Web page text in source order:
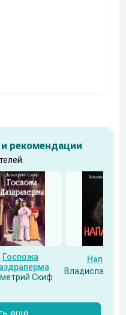
рекомендации
Госпожа
Скиф
Напарник
Владислав